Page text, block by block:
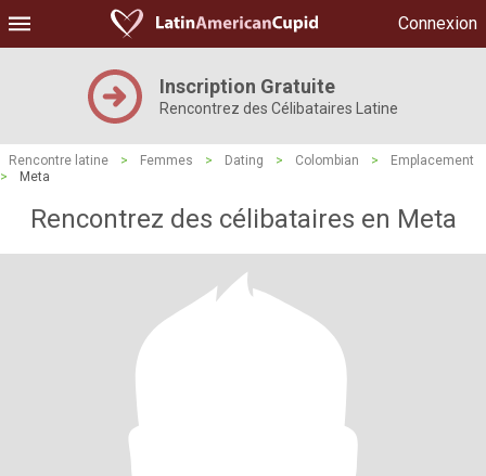
Connexion
Inscription Gratuite
Rencontrez des Célibataires Latine
Rencontre latine > Femmes > Dating > Colombian >
Emplacement
>
Meta
Rencontrez des célibataires en Meta